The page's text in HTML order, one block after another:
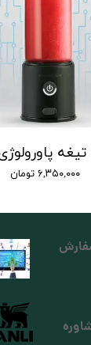
۶,۳۵۰,۰۰۰ تومان